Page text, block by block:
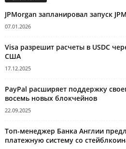
JPMorgan запланировал запуск
07.01.2026
Visa разрешит расчеты в USDC
США
17.12.2025
PayPal расширяет поддержку
восемь новых блокчейнов
22.09.2025
Топ-менеджер Банка Англии
платежную систему со